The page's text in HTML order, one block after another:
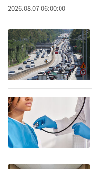
2026.08.07 06:00:00